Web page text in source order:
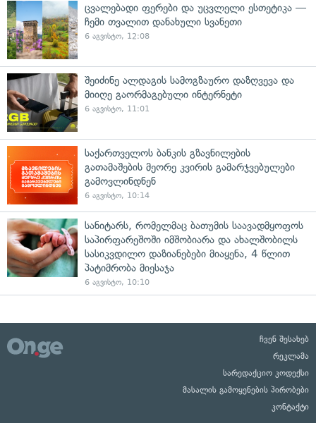
ცვალებადი ფერები და უცვლელი ესთეტიკა —
ჩემი თვალით დანახული სვანეთი
6 აგვისტო, 12:08
შეიძინე ალდაგის სამოგზაურო დაზღვევა და
მიიღე გაორმაგებული ინტერნეტი
6 აგვისტო, 11:01
საქართველოს ბანკის გზავნილების
გათამაშების მეორე კვირის გამარჯვებულები
გამოვლინდნენ
6 აგვისტო, 10:14
სანიტარს, რომელმაც ბათუმის საავადმყოფოს
საპირფარეშოში იმშობიარა და ახალშობილს
სასიკვდილო დაზიანებები მიაყენა, 4 წლით
პატიმრობა მიესაჯა
6 აგვისტო, 10:10
ჩვენ შესახებ
რეკლამა
სარედაქციო კოდექსი
მასალის გამოყენების პირობები
კონტაქტი